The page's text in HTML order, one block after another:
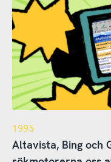
1995
Altavista, Bing och